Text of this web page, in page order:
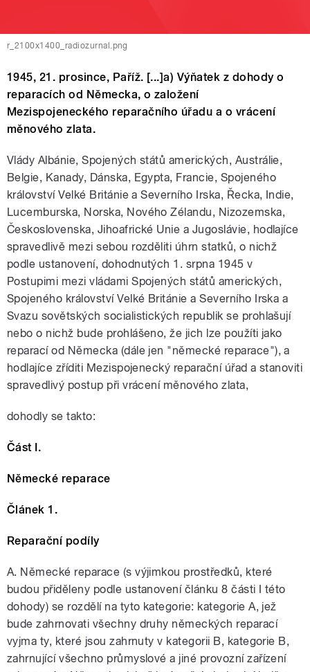
r_2100x1400_radiozurnal.png
1945, 21. prosince, Paříž. [...]a) Výňatek z dohody o
reparacích od Německa, o založení
Mezispojeneckého reparačního úřadu a o vrácení
měnového zlata.
Vlády Albánie, Spojených států amerických, Austrálie,
Belgie, Kanady, Dánska, Egypta, Francie, Spojeného
království Velké Británie a Severního Irska, Řecka, Indie,
Lucemburska, Norska, Nového Zélandu, Nizozemska,
Československa, Jihoafrické Unie a Jugoslávie, hodlajíce
spravedlivě mezi sebou rozděliti úhrn statků, o nichž
podle ustanovení, dohodnutých 1. srpna 1945 v
Postupimi mezi vládami Spojených států amerických,
Spojeného království Velké Británie a Severního Irska a
Svazu sovětských socialistických republik se prohlašují
nebo o nichž bude prohlášeno, že jich lze použíti jako
reparací od Německa (dále jen "německé reparace"), a
hodlajíce zříditi Mezispojenecký reparační úřad a stanoviti
spravedlivý postup při vrácení měnového zlata,
dohodly se takto:
Část I.
Německé reparace
Článek 1.
Reparační podíly
A. Německé reparace (s výjimkou prostředků, které
budou přiděleny podle ustanovení článku 8 části I této
dohody) se rozdělí na tyto kategorie: kategorie A, jež
bude zahrnovati všechny druhy německých reparací
vyjma ty, které jsou zahrnuty v kategorii B, kategorie B,
zahrnující všechno průmyslové a jiné provozní zařízení